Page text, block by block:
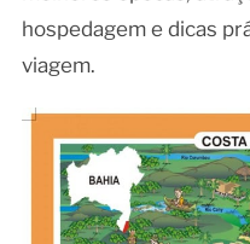
hospedagem e dicas
viagem.